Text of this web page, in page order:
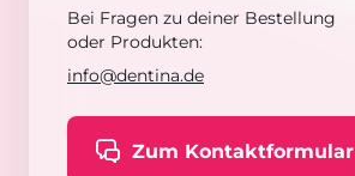
Bei Fragen zu deiner Bestellung
oder Produkten:
info@dentina.de
Zum Kontaktformular